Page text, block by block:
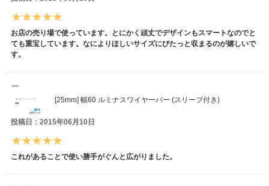
お店の売り場で使っています。とにかく頑丈でデザインもスマートなのでと
ても重宝しています。なによりほしいサイズにびたっと収まるのが嬉しいで
す。
[25mm] 幅60 ルミナスワイヤーバー (スリーブ付き)
投稿日：2015年06月10日
これがあることで使い勝手がぐんと広がりました。